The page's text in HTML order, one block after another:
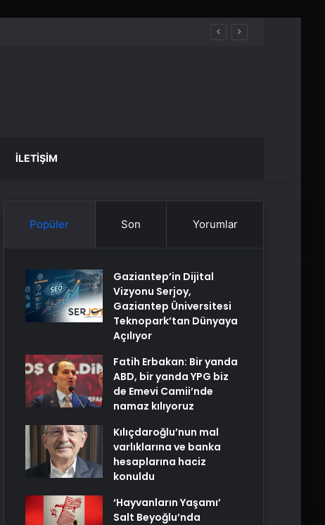
İLETIŞIM
Popüler Son Yorumlar
Gaziantep’in Dijital
Vizyonu Serjoy,
Gaziantep Üniversitesi
Teknopark’tan Dünyaya
Açılıyor
Fatih Erbakan: Bir yanda
ABD, bir yanda YPG biz
de Emevi Camii’nde
namaz kılıyoruz
Kılıçdaroğlu’nun mal
varlıklarına ve banka
hesaplarına haciz
konuldu
‘Hayvanların Yaşamı’
Salt Beyoğlu’nda